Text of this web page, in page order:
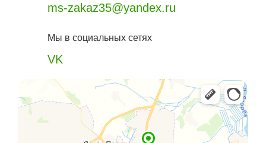
ms-zakaz35@yandex.ru
Мы в социальных сетях
VK